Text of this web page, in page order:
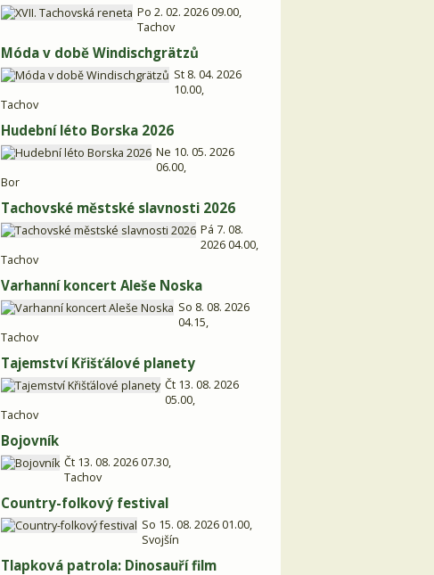
Po 2. 02. 2026 09.00,
Tachov
Móda v době Windischgrätzů
St 8. 04. 2026
10.00,
Tachov
Hudební léto Borska 2026
Ne 10. 05. 2026
06.00,
Bor
Tachovské městské slavnosti 2026
Pá 7. 08.
2026 04.00,
Tachov
Varhanní koncert Aleše Noska
So 8. 08. 2026
04.15,
Tachov
Tajemství Křišťálové planety
Čt 13. 08. 2026
05.00,
Tachov
Bojovník
Čt 13. 08. 2026 07.30,
Tachov
Country-folkový festival
So 15. 08. 2026 01.00,
Svojšín
Tlapková patrola: Dinosauří film